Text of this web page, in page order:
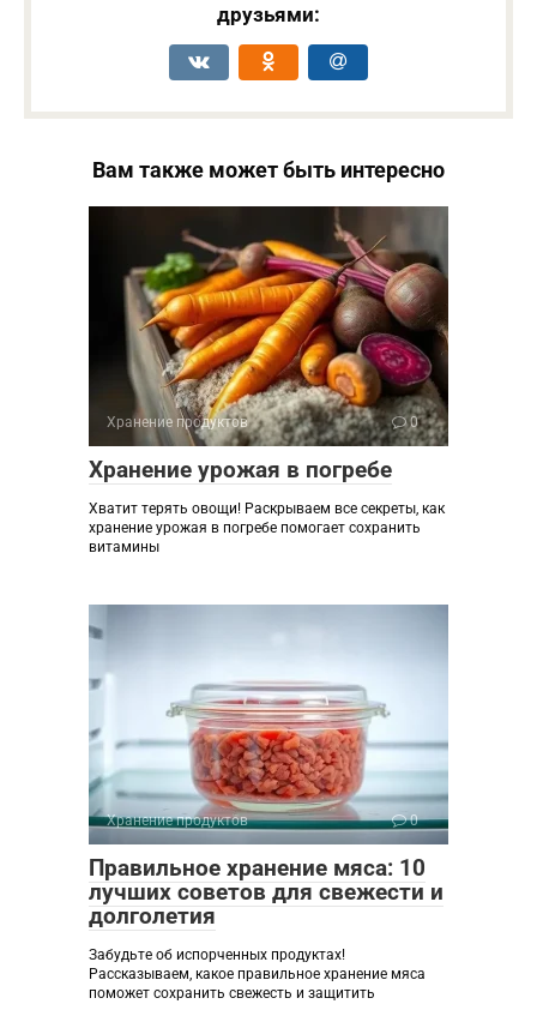
друзьями:
Вам также может быть интересно
Хранение продуктов 0
Хранение урожая в погребе
Хватит терять овощи! Раскрываем все секреты, как
хранение урожая в погребе помогает сохранить
витамины
Хранение продуктов 0
Правильное хранение мяса: 10
лучших советов для свежести и
долголетия
Забудьте об испорченных продуктах!
Рассказываем, какое правильное хранение мяса
поможет сохранить свежесть и защитить